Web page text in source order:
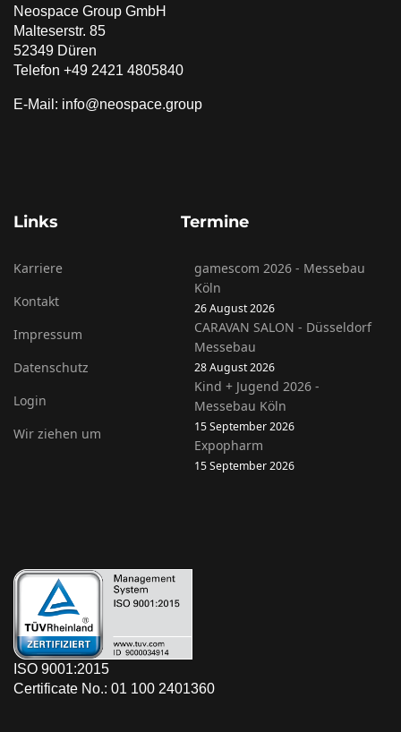
Neospace Group GmbH
Malteserstr. 85
52349 Düren
Telefon +49 2421 4805840
E-Mail: info@neospace.group
Links
Karriere
Kontakt
Impressum
Datenschutz
Login
Wir ziehen um
Termine
gamescom 2026 - Messebau
Köln
26 August 2026
CARAVAN SALON - Düsseldorf
Messebau
28 August 2026
Kind + Jugend 2026 -
Messebau Köln
15 September 2026
Expopharm
15 September 2026
ISO 9001:2015
Certificate No.: 01 100 2401360